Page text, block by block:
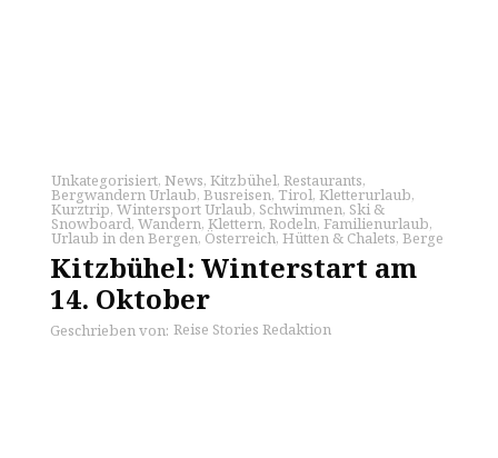
Unkategorisiert, News, Kitzbühel, Restaurants,
Bergwandern Urlaub, Busreisen, Tirol, Kletterurlaub,
Kurztrip, Wintersport Urlaub, Schwimmen, Ski &
Snowboard, Wandern, Klettern, Rodeln, Familienurlaub,
Urlaub in den Bergen, Österreich, Hütten & Chalets, Berge
Kitzbühel: Winterstart am
14. Oktober
Geschrieben von: Reise Stories Redaktion